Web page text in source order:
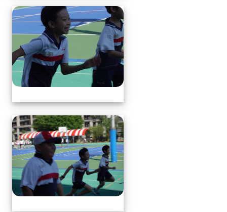
體育表演會(全員賽跑會前賽)
體育表演會(全員賽跑會前賽)